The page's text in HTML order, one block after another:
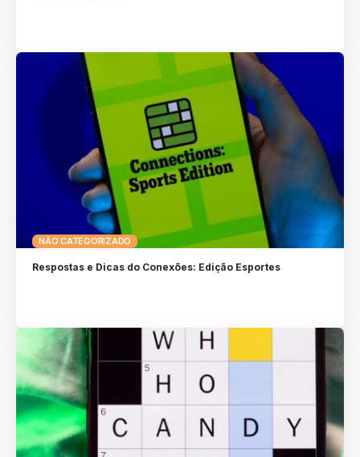
NÃO CATEGORIZADO
Respostas e Dicas do Conexões: Edição Esportes